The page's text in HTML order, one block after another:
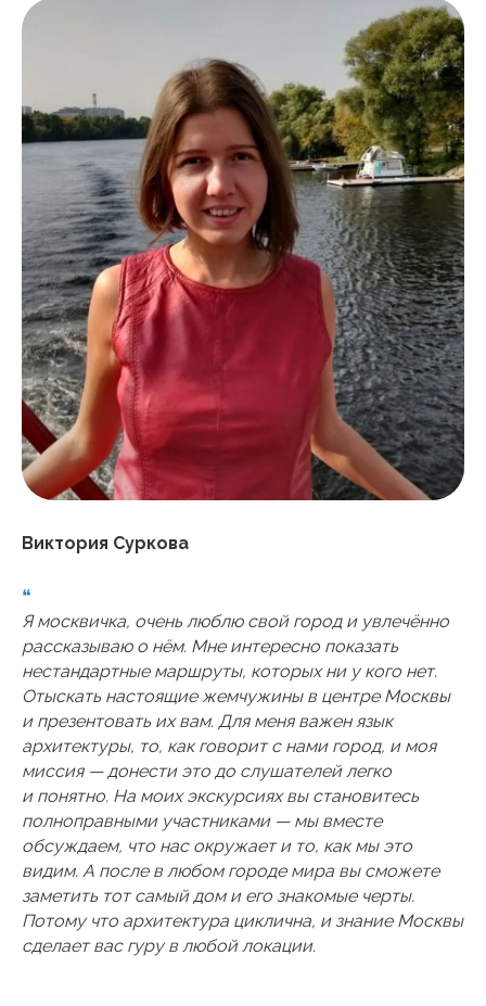
Виктория Суркова
❝
Я москвичка, очень люблю свой город и увлечённо
рассказываю о нём. Мне интересно показать
нестандартные маршруты, которых ни у кого нет.
Отыскать настоящие жемчужины в центре Москвы
и презентовать их вам. Для меня важен язык
архитектуры, то, как говорит с нами город, и моя
миссия — донести это до слушателей легко
и понятно. На моих экскурсиях вы становитесь
полноправными участниками — мы вместе
обсуждаем, что нас окружает и то, как мы это
видим. А после в любом городе мира вы сможете
заметить тот самый дом и его знакомые черты.
Потому что архитектура циклична, и знание Москвы
сделает вас гуру в любой локации.